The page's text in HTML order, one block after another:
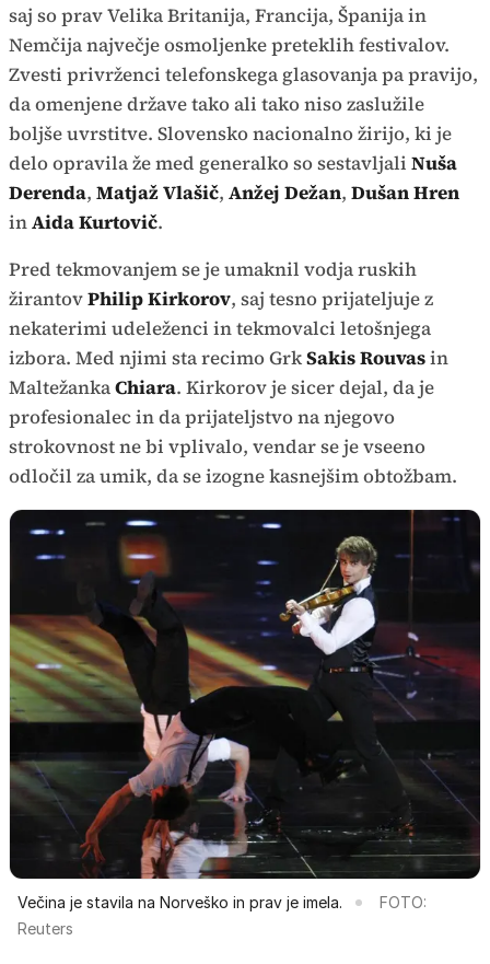
saj so prav Velika Britanija, Francija, Španija in
Nemčija največje osmoljenke preteklih festivalov.
Zvesti privrženci telefonskega glasovanja pa pravijo,
da omenjene države tako ali tako niso zaslužile
boljše uvrstitve. Slovensko nacionalno žirijo, ki je
delo opravila že med generalko so sestavljali Nuša
Derenda, Matjaž Vlašič, Anžej Dežan, Dušan Hren
inAida Kurtovič.
Pred tekmovanjem se je umaknil vodja ruskih
žirantovPhilip Kirkorov, saj tesno prijateljuje z
nekaterimi udeleženci in tekmovalci letošnjega
izbora. Med njimi sta recimo GrkSakis Rouvasin
MaltežankaChiara. Kirkorov je sicer dejal, da je
profesionalec in da prijateljstvo na njegovo
strokovnost ne bi vplivalo, vendar se je vseeno
odločil za umik, da se izogne kasnejšim obtožbam.
Večina je stavila na Norveško in prav je imela.
FOTO:
Reuters